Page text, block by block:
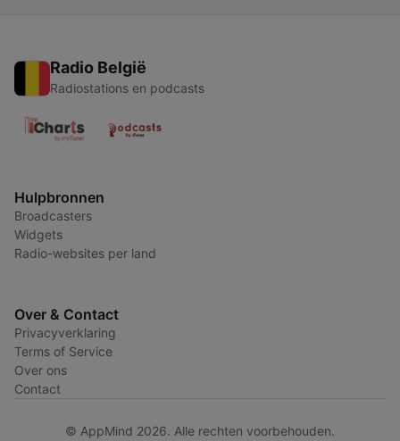
Radio België
Radiostations en podcasts
Hulpbronnen
Broadcasters
Widgets
Radio-websites per land
Over & Contact
Privacyverklaring
Terms of Service
Over ons
Contact
© AppMind 2026. Alle rechten voorbehouden.